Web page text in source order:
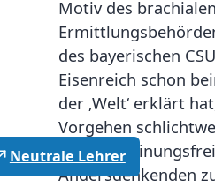
Neutrale Lehrer
Motiv des
des bayerischen
Eisenreich schon
der ‚Welt‘ erklärt
Vorgehen
Wo die
Andersdenkenden